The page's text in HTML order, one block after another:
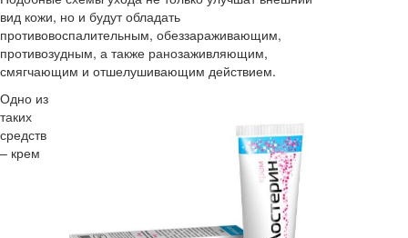
вид кожи, но и будут обладать
противовоспалительным, обеззараживающим,
противозудным, а также ранозаживляющим,
смягчающим и отшелушивающим действием.
Одно из
таких
средств
– крем